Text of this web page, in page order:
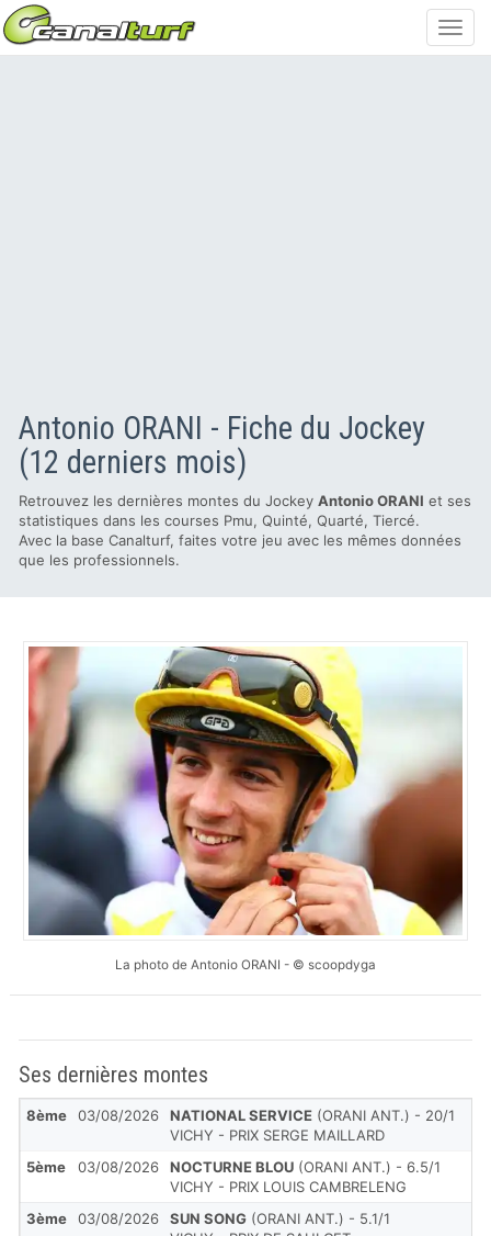
Antonio ORANI - Fiche du Jockey
(12 derniers mois)
Retrouvez les dernières montes du Jockey Antonio ORANI et ses
statistiques dans les courses Pmu, Quinté, Quarté, Tiercé.
Avec la base Canalturf, faites votre jeu avec les mêmes données
que les professionnels.
La photo de Antonio ORANI - © scoopdyga
Ses dernières montes
8ème 03/08/2026 NATIONAL SERVICE (ORANI ANT.) - 20/1
VICHY - PRIX SERGE MAILLARD
5ème
03/08/2026 NOCTURNE BLOU (ORANI ANT.) - 6.5/1
VICHY - PRIX LOUIS CAMBRELENG
3ème
03/08/2026 SUN SONG (ORANI ANT.) - 5.1/1